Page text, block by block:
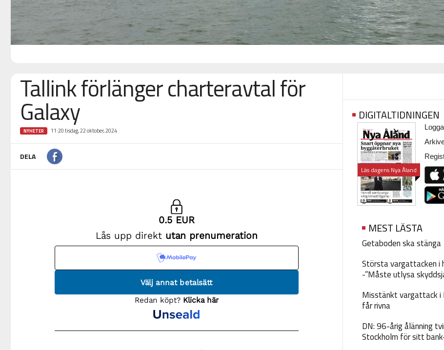
Tallink förlänger charteravtal för
Galaxy
NYHETER 11:20 tisdag, 22 oktober, 2024
DELA
DIGITALTIDNINGEN
Läs dagens Nya Åland
MEST LÄSTA
Getaboden ska stänga
Största vargattacken i
-”Måste utlysa
Misstänkt vargattack i
får rivna
DN: 96-årig ålänning
Stockholm för sitt